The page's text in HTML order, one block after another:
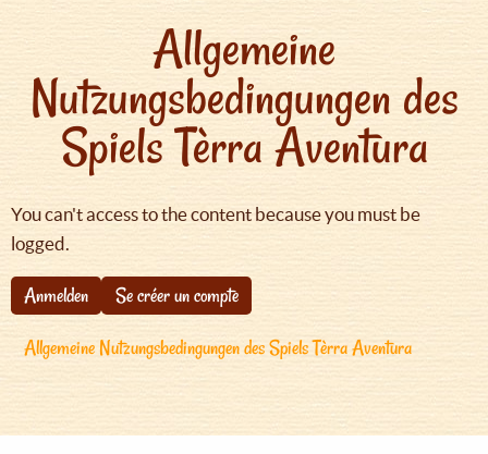
Allgemeine
Nutzungsbedingungen des
Spiels Tèrra Aventura
You can't access to the content because you must be
logged.
Anmelden
Se créer un compte
Allgemeine Nutzungsbedingungen des Spiels Tèrra Aventura